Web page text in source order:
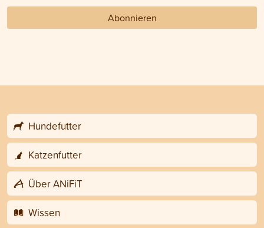
Abonnieren
Hundefutter
Katzenfutter
Über ANiFiT
Wissen